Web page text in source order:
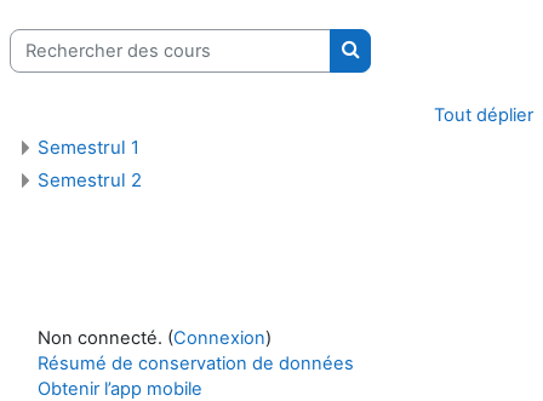
Rechercher des cours
Rechercher des cours
Tout déplier
Semestrul 1
Semestrul 2
Non connecté. (Connexion)
Résumé de conservation de données
Obtenir l’app mobile